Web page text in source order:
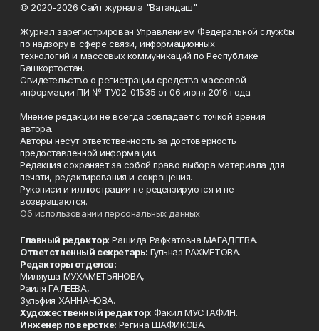
© 2020-2026 Сайт журнала "Ватандаш"
Журнал зарегистрирован Управлением Федеральной службы
по надзору в сфере связи, информационных
технологий и массовых коммуникаций по Республике
Башкортостан.
Свидетельство о регистрации средства массовой
информации ПИ № ТУ02-01535 от 06 июня 2016 года.
Мнение редакции не всегда совпадает с точкой зрения
автора.
Авторы несут ответственность за достоверность
предоставленной информации.
Редакция сохраняет за собой право выбора материала для
печати, редактирования и сокращения.
Рукописи и иллюстрации не рецензируются и не
возвращаются.
Об использовании персональных данных
Главный редактор: Рашида Рафкатовна МАГАДЕЕВА.
Ответственный секретарь: Гульназ РАХМЕТОВА.
Редакторы отделов:
Миляуша МУХАМЕТЬЯНОВА,
Раиля ГАЛЕЕВА,
Зульфия ХАННАНОВА.
Художественный редактор: Факил МУСТАФИН.
Инженер по верстке: Регина ШАФИКОВА.